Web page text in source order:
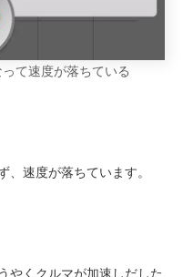
て速度が落ちている
、速度が落ちています。
やくクルマが加速しだした